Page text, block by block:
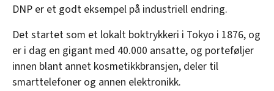
DNP er et godt eksempel på industriell endring.
Det startet som et lokalt boktrykkeri i Tokyo i 1876, og
er i dag en gigant med 40.000 ansatte, og porteføljer
innen blant annet kosmetikkbransjen, deler til
smarttelefoner og annen elektronikk.